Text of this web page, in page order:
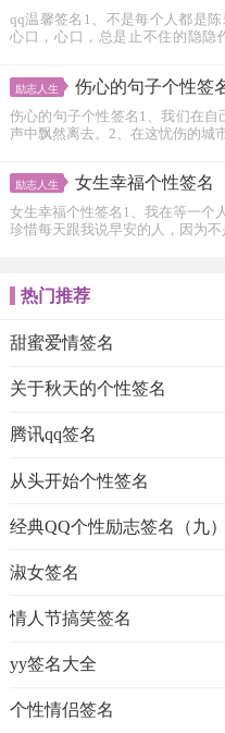
qq温馨签名1、不是每个人都是
心口，心口，总是止不住的隐隐
励志人生 伤心的句子个性签
伤心的句子个性签名1、我们在
声中飘然离去。2、在这忧伤的城
励志人生 女生幸福个性签名
女生幸福个性签名1、我在等一个
珍惜每天跟我说早安的人，因为
热门推荐
甜蜜爱情签名
关于秋天的个性签名
腾讯qq签名
从头开始个性签名
经典QQ个性励志签名（九）
淑女签名
情人节搞笑签名
yy签名大全
个性情侣签名